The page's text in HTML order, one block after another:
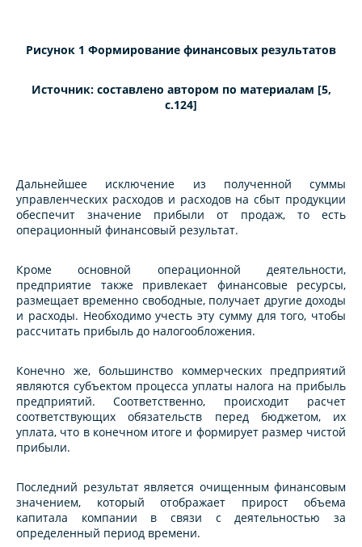
Рисунок 1 Формирование финансовых результатов
Источник: составлено автором по материалам [5,
c.124]
Дальнейшее исключение из полученной суммы
управленческих расходов и расходов на сбыт продукции
обеспечит значение прибыли от продаж, то есть
операционный финансовый результат.
Кроме основной операционной деятельности,
предприятие также привлекает финансовые ресурсы,
размещает временно свободные, получает другие доходы
и расходы. Необходимо учесть эту сумму для того, чтобы
рассчитать прибыль до налогообложения.
Конечно же, большинство коммерческих предприятий
являются субъектом процесса уплаты налога на прибыль
предприятий. Соответственно, происходит расчет
соответствующих обязательств перед бюджетом, их
уплата, что в конечном итоге и формирует размер чистой
прибыли.
Последний результат является очищенным финансовым
значением, который отображает прирост объема
капитала компании в связи с деятельностью за
определенный период времени.